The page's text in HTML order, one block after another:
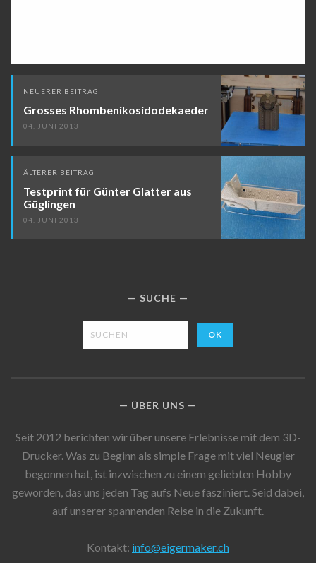
Beitragsnavigation
NEUERER BEITRAG
Grosses Rhombenikosidodekaeder
04. JUNI 2013
ÄLTERER BEITRAG
Testprint für Günter Glatter aus
Güglingen
04. JUNI 2013
SUCHE
ÜBER UNS
Seit 2012 berichten wir über unsere Erlebnisse mit dem 3D-
Drucker. Was zu Beginn als simple Frage mit viel Neugier
begonnen hat, ist inzwischen zu einem geliebten Hobby
geworden, das uns jeden Tag aufs Neue fasziniert. Seid dabei,
auf unserer spannenden Reise in die Zukunft.
Kontakt: info@eigermaker.ch